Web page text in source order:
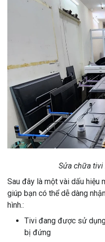
Sửa chữa
Sau đây là một vài dấu hiệu
giúp bạn có thể dễ dàng
hình.:
Tivi đang được sử
bị đứng